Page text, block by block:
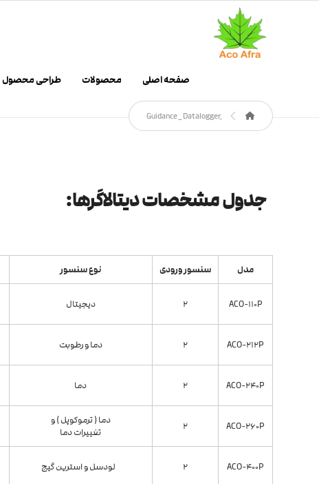
صفحه اصلی محصولات طراحی محصول
ِGuidance_Datalogger
جدول مشخصات دیتالاگرها:
مدل سنسور ورودی نوع سنسور
ACO-110P
2 دیجیتال
ACO-212P
2 دما و رطوبت
ACO-240P
2 دما
ACO-260P
2
دما ( ترموکوپل ) و
تغییرات دما
ACO-400P
2 لودسل و استرین گیج